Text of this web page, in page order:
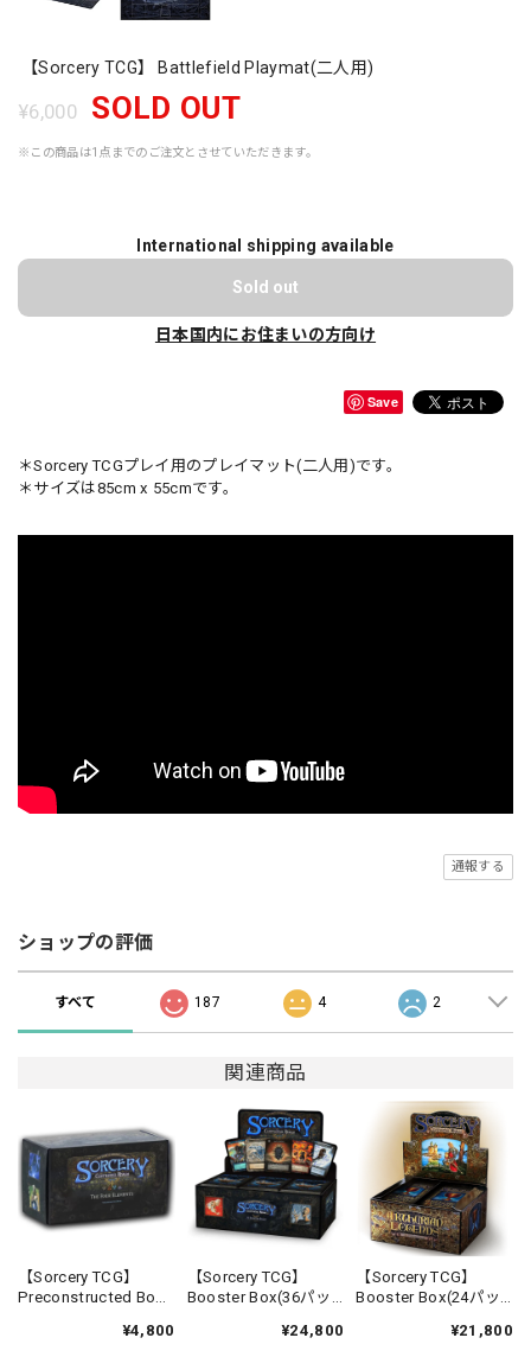
【Sorcery TCG】 Battlefield Playmat(二人用)
¥6,000 SOLD OUT
※この商品は1点までのご注文とさせていただきます。
International shipping available
Sold out
日本国内にお住まいの方向け
Save
＊Sorcery TCGプレイ用のプレイマット(二人用)です。
＊サイズは85cm x 55cmです。
通報する
ショップの評価
すべて 187 4 2
関連商品
【Sorcery TCG】
Preconstructed Box
【Contested Realm
¥4,800
【Sorcery TCG】
Booster Box(36パッ
Realm Beta】《英語
¥24,800
【Sorcery TCG】
Booster Box(24パッ
Legends】《英語¥21,800